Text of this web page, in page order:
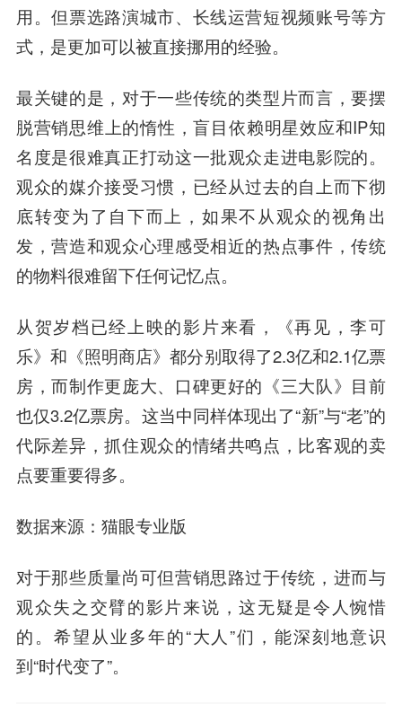
用。但票选路演城市、长线运营短视频账号等方
式，是更加可以被直接挪用的经验。
最关键的是，对于一些传统的类型片而言，要摆
脱营销思维上的惰性，盲目依赖明星效应和IP知
名度是很难真正打动这一批观众走进电影院的。
观众的媒介接受习惯，已经从过去的自上而下彻
底转变为了自下而上，如果不从观众的视角出
发，营造和观众心理感受相近的热点事件，传统
的物料很难留下任何记忆点。
从贺岁档已经上映的影片来看，《再见，李可
乐》和《照明商店》都分别取得了2.3亿和2.1亿票
房，而制作更庞大、口碑更好的《三大队》目前
也仅3.2亿票房。这当中同样体现出了“新”与“老”的
代际差异，抓住观众的情绪共鸣点，比客观的卖
点要重要得多。
数据来源：猫眼专业版
对于那些质量尚可但营销思路过于传统，进而与
观众失之交臂的影片来说，这无疑是令人惋惜
的。希望从业多年的“大人”们，能深刻地意识
到“时代变了”。